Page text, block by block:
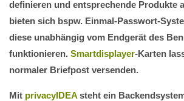
definieren und entsprechende Produkte
bieten sich bspw. Einmal-Passwort-
diese unabhängig vom Endgerät des
funktionieren. Smartdisplayer-Karten
normaler Briefpost versenden.
Mit privacyIDEA steht ein